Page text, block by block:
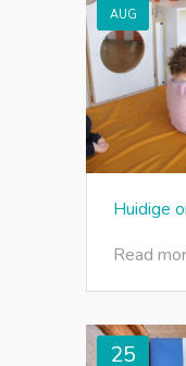
AUG
Huidige
Read
25